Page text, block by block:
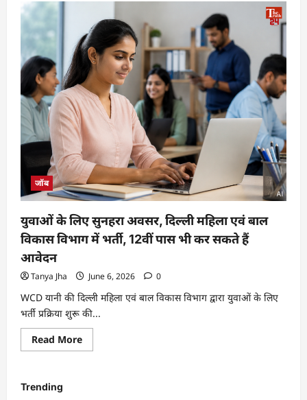
जॉब
युवाओं के लिए सुनहरा अवसर, दिल्ली महिला एवं बाल
विकास विभाग में भर्ती, 12वीं पास भी कर सकते हैं
आवेदन
Tanya Jha June 6, 2026 0
WCD यानी की दिल्ली महिला एवं बाल विकास विभाग द्वारा युवाओं के लिए
भर्ती प्रक्रिया शुरू की...
Read More
Trending